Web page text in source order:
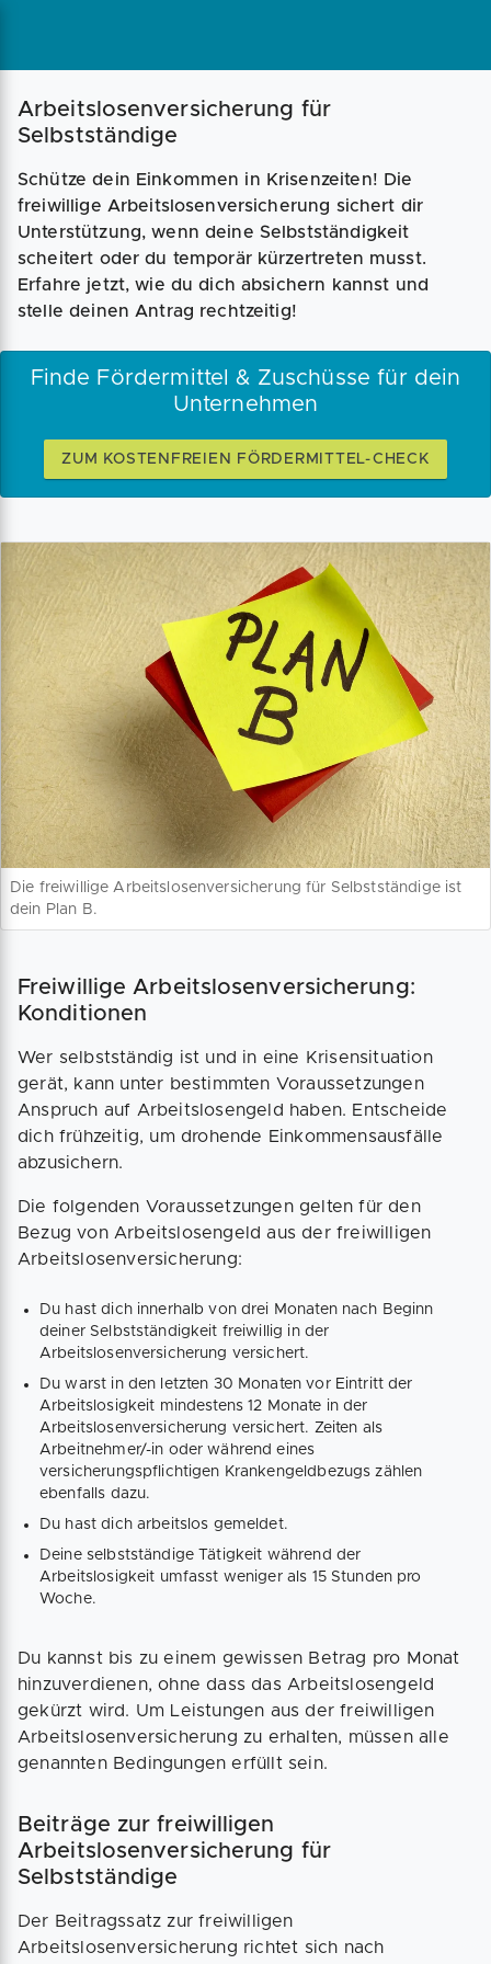
Magazin Businessplan Fördermittel
Arbeitslosenversicherung für
Selbstständige
Schütze dein Einkommen in Krisenzeiten! Die
freiwillige Arbeitslosenversicherung sichert dir
Unterstützung, wenn deine Selbstständigkeit
scheitert oder du temporär kürzertreten musst.
Erfahre jetzt, wie du dich absichern kannst und
stelle deinen Antrag rechtzeitig!
Finde Fördermittel & Zuschüsse für dein
Unternehmen
ZUM KOSTENFREIEN FÖRDERMITTEL-CHECK
Die freiwillige Arbeitslosenversicherung für Selbstständige ist
dein Plan B.
Freiwillige Arbeitslosenversicherung:
Konditionen
Wer selbstständig ist und in eine Krisensituation
gerät, kann unter bestimmten Voraussetzungen
Anspruch auf Arbeitslosengeld haben. Entscheide
dich frühzeitig, um drohende Einkommensausfälle
abzusichern.
Die folgenden Voraussetzungen gelten für den
Bezug von Arbeitslosengeld aus der freiwilligen
Arbeitslosenversicherung:
Du hast dich innerhalb von drei Monaten nach Beginn
deiner Selbstständigkeit freiwillig in der
Arbeitslosenversicherung versichert.
Du warst in den letzten 30 Monaten vor Eintritt der
Arbeitslosigkeit mindestens 12 Monate in der
Arbeitslosenversicherung versichert. Zeiten als
Arbeitnehmer/-in oder während eines
versicherungspflichtigen Krankengeldbezugs zählen
ebenfalls dazu.
Du hast dich arbeitslos gemeldet.
Deine selbstständige Tätigkeit während der
Arbeitslosigkeit umfasst weniger als 15 Stunden pro
Woche.
Du kannst bis zu einem gewissen Betrag pro Monat
hinzuverdienen, ohne dass das Arbeitslosengeld
gekürzt wird. Um Leistungen aus der freiwilligen
Arbeitslosenversicherung zu erhalten, müssen alle
genannten Bedingungen erfüllt sein.
Beiträge zur freiwilligen
Arbeitslosenversicherung für
Selbstständige
Der Beitragssatz zur freiwilligen
Arbeitslosenversicherung richtet sich nach